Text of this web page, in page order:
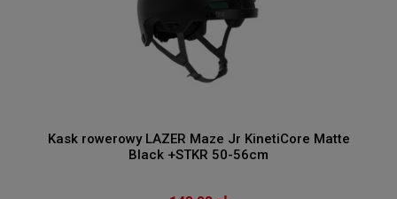
Kask rowerowy LAZER Maze Jr KinetiCore Matte
Black +STKR 50-56cm